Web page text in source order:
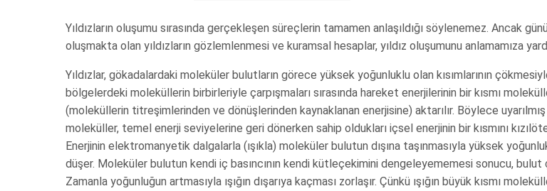
Yıldızların oluşumu sırasında gerçekleşen süreçlerin tamamen anlaşıldığı söylenemez. Ancak
oluşmakta olan yıldızların gözlemlenmesi ve kuramsal hesaplar, yıldız oluşumunu anlamamıza
Yıldızlar, gökadalardaki moleküler bulutların görece yüksek yoğunluklu olan kısımlarının
bölgelerdeki moleküllerin birbirleriyle çarpışmaları sırasında hareket enerjilerinin bir kısmı
(moleküllerin titreşimlerinden ve dönüşlerinden kaynaklanan enerjisine) aktarılır. Böylece
moleküller, temel enerji seviyelerine geri dönerken sahip oldukları içsel enerjinin bir kısmını
Enerjinin elektromanyetik dalgalarla (ışıkla) moleküler bulutun dışına taşınmasıyla yüksek
düşer. Moleküler bulutun kendi iç basıncının kendi kütleçekimini dengeleyememesi sonucu, bulut
Zamanla yoğunluğun artmasıyla ışığın dışarıya kaçması zorlaşır. Çünkü ışığın büyük kısmı